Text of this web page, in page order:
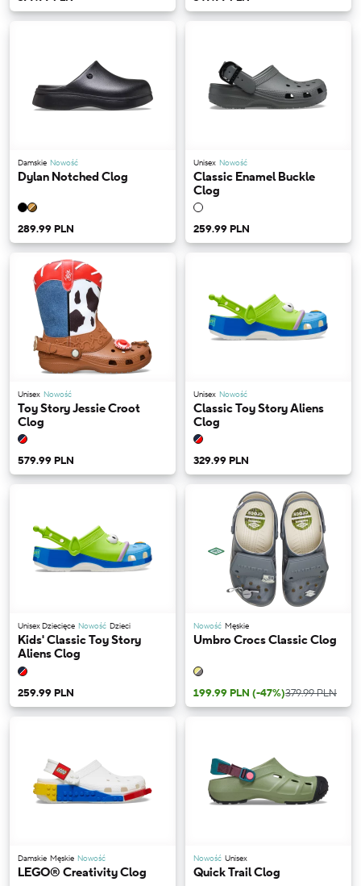
Damskie Nowość
Dylan Notched Clog
289.99 PLN
Unisex Nowość
Classic Enamel Buckle
Clog
259.99 PLN
Unisex Nowość
Toy Story Jessie Croot
Clog
579.99 PLN
Unisex Nowość
Classic Toy Story Aliens
Clog
329.99 PLN
Unisex Dziecięce Nowość Dzieci
Kids' Classic Toy Story
Aliens Clog
259.99 PLN
Nowość Męskie
Umbro Crocs Classic Clog
199.99 PLN (-47%)379.99 PLN
Damskie Męskie Nowość
LEGO® Creativity Clog
Nowość Unisex
Quick Trail Clog